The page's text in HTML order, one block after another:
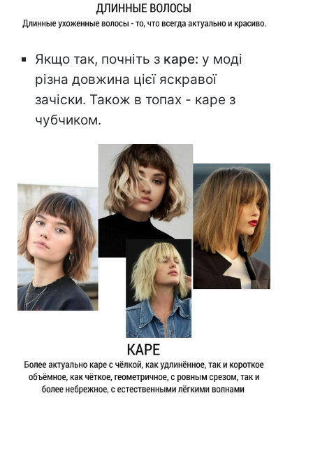
Якщо так, почніть з каре: у моді
різна довжина цієї яскравої
зачіски. Також в топах - каре з
чубчиком.